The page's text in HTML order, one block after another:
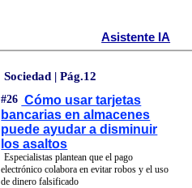
Asistente IA
Sociedad | Pág.12
#26 Cómo usar tarjetas
bancarias en almacenes
puede ayudar a disminuir
los asaltos
Especialistas plantean que el pago
electrónico colabora en evitar robos y el uso
de dinero falsificado